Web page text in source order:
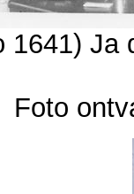
1641) Ja
Foto